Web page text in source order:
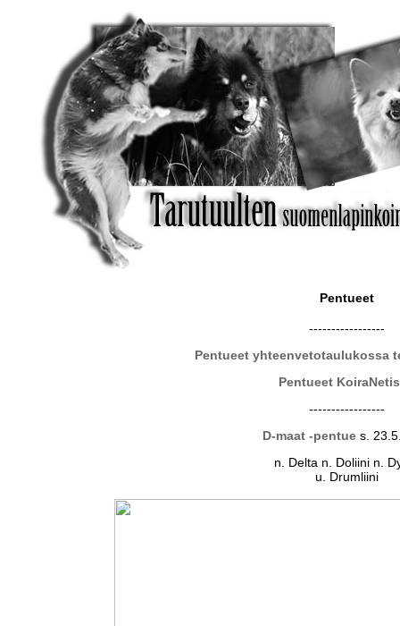
Pentueet
-----------------
Pentueet yhteenvetotaulukossa
Pentueet
-----------------
D-maat -pentue s.
n. Delta n. Doliini n.
u. Drumliini